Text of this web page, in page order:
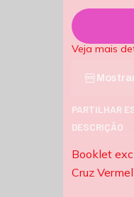
Veja mais
PARTILHAR
DESCRIÇÃO
Booklet
Cruz